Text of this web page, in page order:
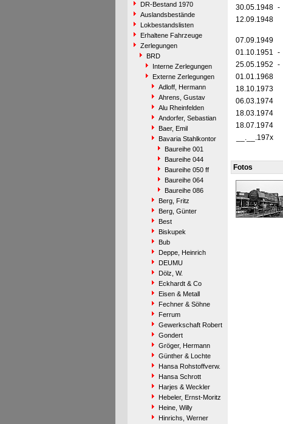
DR-Bestand 1970
Auslandsbestände
Lokbestandslisten
Erhaltene Fahrzeuge
Zerlegungen
BRD
Interne Zerlegungen
Externe Zerlegungen
Adloff, Hermann
Ahrens, Gustav
Alu Rheinfelden
Andorfer, Sebastian
Baer, Emil
Bavaria Stahlkontor
Baureihe 001
Baureihe 044
Baureihe 050 ff
Baureihe 064
Baureihe 086
Berg, Fritz
Berg, Günter
Best
Biskupek
Bub
Deppe, Heinrich
DEUMU
Dölz, W.
Eckhardt & Co
Eisen & Metall
Fechner & Söhne
Ferrum
Gewerkschaft Robert
Gondert
Gröger, Hermann
Günther & Lochte
Hansa Rohstoffverw.
Hansa Schrott
Harjes & Weckler
Hebeler, Ernst-Moritz
Heine, Willy
Hinrichs, Werner
30.05.1948 -
12.09.1948
07.09.1949
01.10.1951 -
25.05.1952 -
01.01.1968
18.10.1973
06.03.1974
18.03.1974
18.07.1974
__.__.197x
Fotos